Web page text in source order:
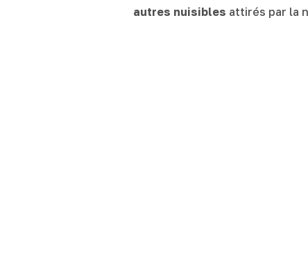
autres nuisibles attirés par la